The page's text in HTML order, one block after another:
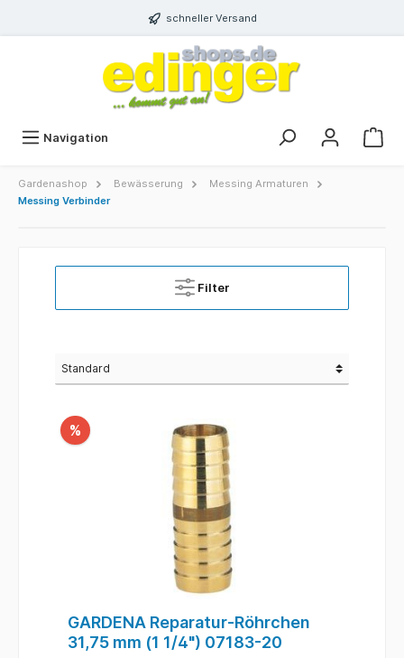
schneller Versand
Navigation
Gardenashop Bewässerung
Messing Armaturen
Messing Verbinder
Filter
%
GARDENA Reparatur-Röhrchen
31,75 mm (1 1/4") 07183-20